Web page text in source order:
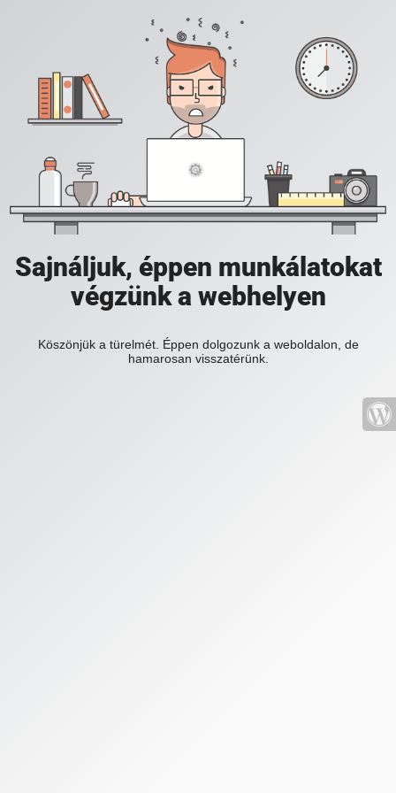
Sajnáljuk, éppen munkálatokat
végzünk a webhelyen
Köszönjük a türelmét. Éppen dolgozunk a weboldalon, de
hamarosan visszatérünk.